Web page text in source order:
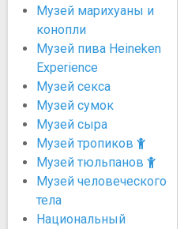
Музей марихуаны и
конопли
Музей пива Heineken
Experience
Музей секса
Музей сумок
Музей сыра
Музей тропиков
Музей тюльпанов
Музей человеческого
тела
Национальный